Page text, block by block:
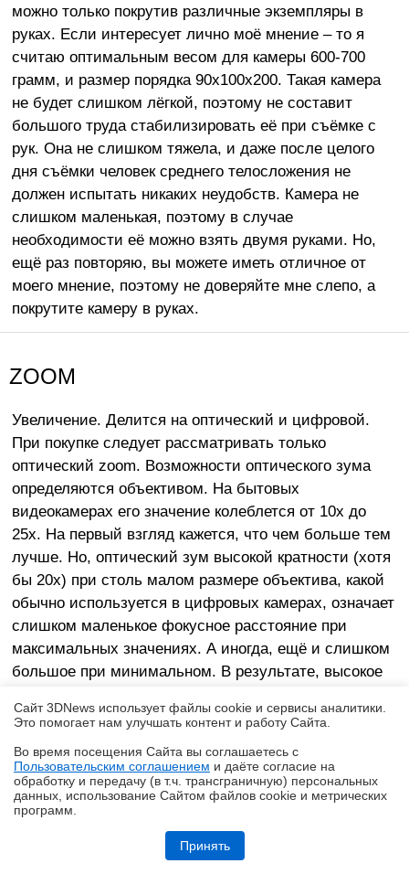
Обзор Midea VCR V15 EVO ULTRA: я просто хорошо убираю любое
можно только покрутив различные экземпляры в
руках. Если интересует лично моё мнение – то я
считаю оптимальным весом для камеры 600-700
грамм, и размер порядка 90х100х200. Такая камера
не будет слишком лёгкой, поэтому не составит
большого труда стабилизировать её при съёмке с
рук. Она не слишком тяжела, и даже после целого
дня съёмки человек среднего телосложения не
должен испытать никаких неудобств. Камера не
слишком маленькая, поэтому в случае
необходимости её можно взять двумя руками. Но,
ещё раз повторяю, вы можете иметь отличное от
моего мнение, поэтому не доверяйте мне слепо, а
покрутите камеру в руках.
ZOOM
Увеличение. Делится на оптический и цифровой.
При покупке следует рассматривать только
оптический zoom. Возможности оптического зума
определяются объективом. На бытовых
видеокамерах его значение колеблется от 10х до
25х. На первый взгляд кажется, что чем больше тем
лучше. Но, оптический зум высокой кратности (хотя
бы 20х) при столь малом размере объектива, какой
обычно используется в цифровых камерах, означает
слишком маленькое фокусное расстояние при
максимальных значениях. А иногда, ещё и слишком
большое при минимальном. В результате, высокое
свидетельствует о низком качестве объектива. Тот
обычно ограничивается 10х. К Digital8 камерам,
которые обычно больше размером, и где есть
возможность устанавливать объективы побольше,
это относится в меньшей степени. Хотя тоже
относится, на младших моделях Digital8 при ярком
Сайт 3DNews использует файлы cookie и сервисы аналитики.
Это помогает нам улучшать контент и работу Cайта.
Во время посещения Cайта вы соглашаетесь с
Пользовательским соглашением и даёте согласие на
обработку и передачу (в т.ч. трансграничную) персональных
данных, использование Cайтом файлов cookie и метрических
программ.
Принять